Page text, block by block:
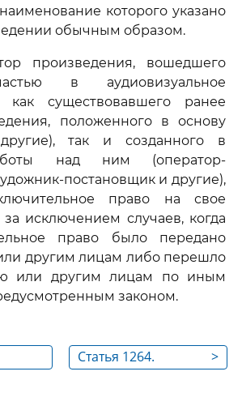
которого указано
обычным образом.
произведения, вошедшего
в аудиовизуальное
как существовавшего ранее
положенного в основу
так и созданного в
над ним (оператор-
постановщик и другие),
право на свое
исключением случаев, когда
право было передано
другим лицам либо перешло
или другим лицам по иным
законом.
>
Статья 1264.